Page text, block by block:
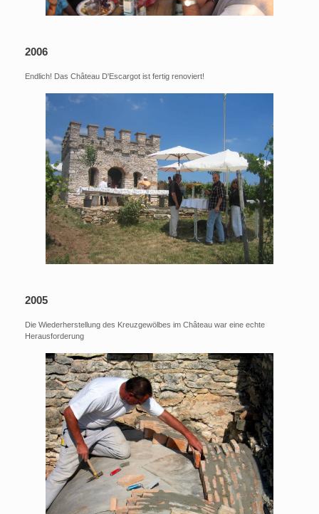
2006
Endlich! Das Château D'Escargot ist fertig renoviert!
2005
Die Wiederherstellung des Kreuzgewölbes im Château war eine echte
Herausforderung